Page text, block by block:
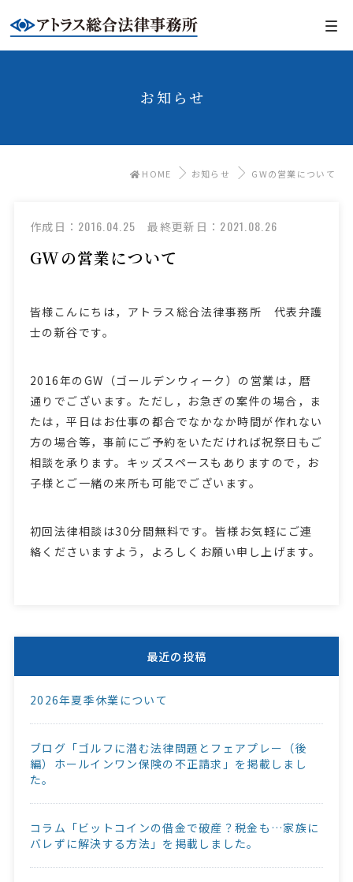
お知らせ
HOME お知らせ GWの営業について
作成日： 2016.04.25 最終更新日： 2021.08.26
GWの営業について
皆様こんにちは，アトラス総合法律事務所 代表弁護
士の新谷です。
2016年のGW（ゴールデンウィーク）の営業は，暦
通りでございます。ただし，お急ぎの案件の場合，ま
たは，平日はお仕事の都合でなかなか時間が作れない
方の場合等，事前にご予約をいただければ祝祭日もご
相談を承ります。キッズスペースもありますので，お
子様とご一緒の来所も可能でございます。
初回法律相談は30分間無料です。皆様お気軽にご連
絡くださいますよう，よろしくお願い申し上げます。
最近の投稿
2026年夏季休業について
ブログ「ゴルフに潜む法律問題とフェアプレー（後
編）ホールインワン保険の不正請求」を掲載しまし
た。
コラム「ビットコインの借金で破産？税金も…家族に
バレずに解決する方法」を掲載しました。